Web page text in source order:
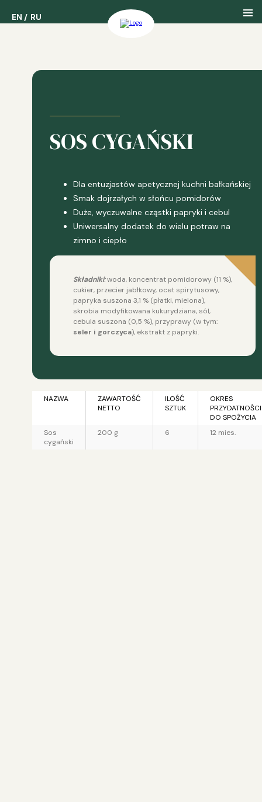
EN RU
EN RU
Nasza Historia
Nasze Nagrody
SOS CYGAŃSKI
Dla entuzjastów apetycznej kuchni bałkańskiej
Smak dojrzałych w słońcu pomidorów
Duże, wyczuwalne cząstki papryki i cebul
Uniwersalny dodatek do wielu potraw na
zimno i ciepło
Składniki:woda, koncentrat pomidorowy (11 %),
cukier, przecier jabłkowy, ocet spirytusowy,
papryka suszona 3,1 % (płatki, mielona),
skrobia modyfikowana kukurydziana, sól,
cebula suszona (0,5 %), przyprawy (w tym:
seler i gorczyca), ekstrakt z papryki.
NAZWA
ZAWARTOŚĆ
NETTO
ILOŚĆ
SZTUK
OKRES
PRZYDATNOŚCI
DO SPOŻYCIA
Sos
cygański
200 g 6 12 mies.